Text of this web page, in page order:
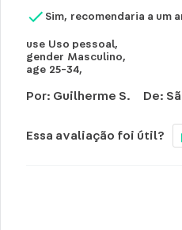
Sim, recomendaria a um
use Uso pessoal,
gender Masculino,
age 25-34,
Por: Guilherme S. De:
Essa avaliação foi útil?